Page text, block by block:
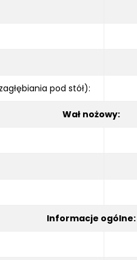
pod stół):
Wał nożowy:
Informacje ogólne: